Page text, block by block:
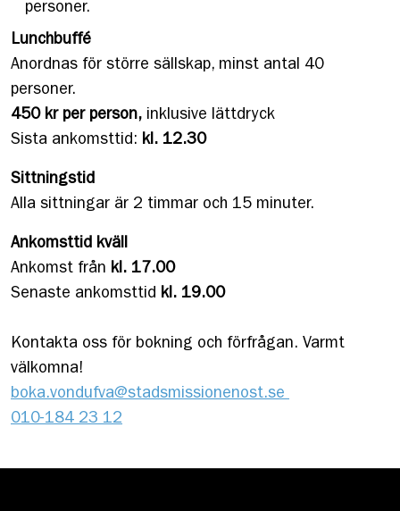
personer.
Lunchbuffé
Anordnas för större sällskap, minst antal 40
personer.
450 kr per person, inklusive lättdryck
Sista ankomsttid: kl. 12.30
Sittningstid
Alla sittningar är 2 timmar och 15 minuter.
Ankomsttid kväll
Ankomst från kl. 17.00
Senaste ankomsttid kl. 19.00
Kontakta oss för bokning och förfrågan. Varmt
välkomna!
boka.vondufva@stadsmissionenost.se
010-184 23 12